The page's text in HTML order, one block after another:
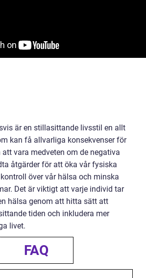
är en stillasittande livsstil en allt
kan få allvarliga konsekvenser för
vara medveten om de negativa
åtgärder för att öka vår fysiska
över vår hälsa och minska
Det är viktigt att varje individ tar
hälsa genom att hitta sätt att
tiden och inkludera mer
livet.
FAQ